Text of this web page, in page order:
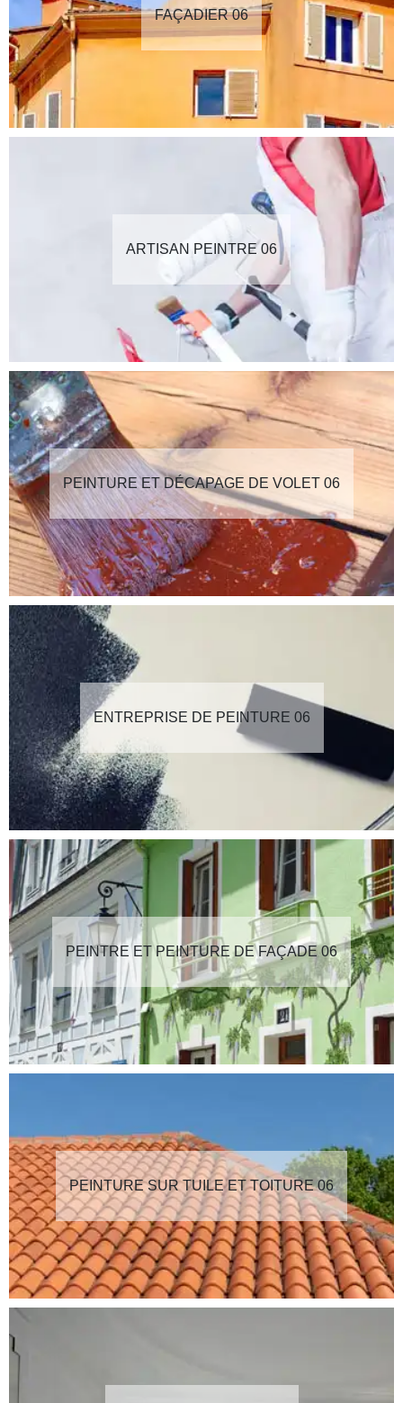
FAÇADIER 06
ARTISAN PEINTRE 06
PEINTURE ET DÉCAPAGE DE VOLET 06
ENTREPRISE DE PEINTURE 06
PEINTRE ET PEINTURE DE FAÇADE 06
PEINTURE SUR TUILE ET TOITURE 06